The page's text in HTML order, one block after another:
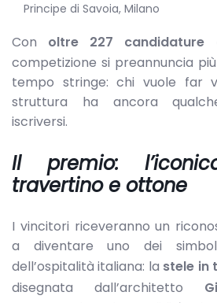
Principe di Savoia, Milano
Con oltre 227 candidature
competizione si preannuncia
tempo stringe: chi vuole far
struttura ha ancora
iscriversi.
Il premio:
travertino e ottone
I vincitori riceveranno un
a diventare uno dei
dell’ospitalità italiana: la stele in
disegnata dall’architetto